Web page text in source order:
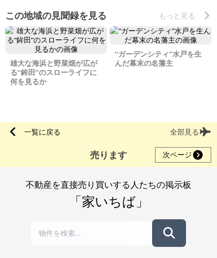
この地域の見聞録を見る もっと見る
雄大な海浜と野菜畑が広が
る“鉾田”のスローライフに
何を見るか
“ガーデンシティ”水戸を生
んだ幕末の名藩主
一覧に戻る 全部見る
売ります 次ページ
不動産を直接売り買いする人たちの掲示板
「家いちば」